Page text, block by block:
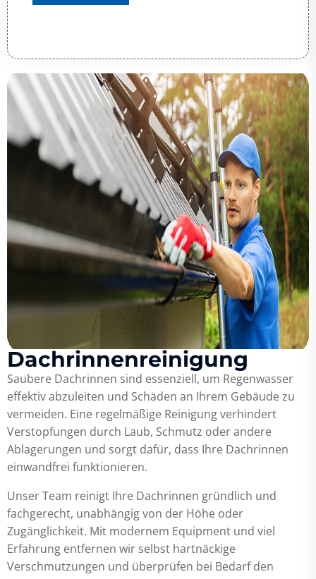
Dachrinnenreinigung
Saubere Dachrinnen sind essenziell, um Regenwasser
effektiv abzuleiten und Schäden an Ihrem Gebäude zu
vermeiden. Eine regelmäßige Reinigung verhindert
Verstopfungen durch Laub, Schmutz oder andere
Ablagerungen und sorgt dafür, dass Ihre Dachrinnen
einwandfrei funktionieren.
Unser Team reinigt Ihre Dachrinnen gründlich und
fachgerecht, unabhängig von der Höhe oder
Zugänglichkeit. Mit modernem Equipment und viel
Erfahrung entfernen wir selbst hartnäckige
Verschmutzungen und überprüfen bei Bedarf den